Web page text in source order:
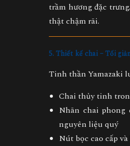
trầm hương đặc
thật chậm rãi.
5. Thiết kế chai – Tối
Tinh thần Yamazaki
Chai thủy tinh
Nhãn chai
nguyên liệu quý
Nút bọc cao cấp